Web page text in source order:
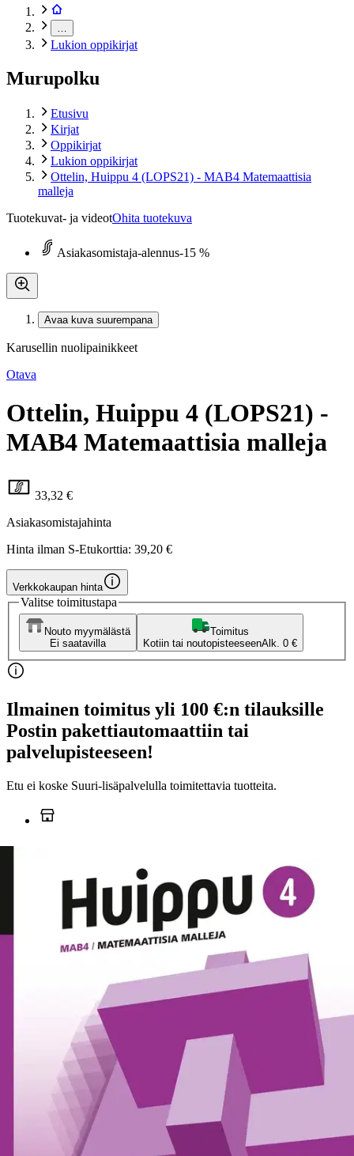
Lukion oppikirjat
Murupolku
Etusivu
Kirjat
Oppikirjat
Lukion oppikirjat
Ottelin, Huippu 4 (LOPS21) - MAB4 Matemaattisia
malleja
Tuotekuvat- ja videotOhita tuotekuva
Asiakasomistaja-alennus-15 %
Avaa kuva suurempana
Karusellin nuolipainikkeet
Otava
Ottelin, Huippu 4 (LOPS21) -
MAB4 Matemaattisia malleja
33,32 €
Asiakasomistajahinta
Hinta ilman S-Etukorttia: 39,20 €
Verkkokaupan hinta
Valitse toimitustapa
Nouto myymälästä
Ei saatavilla
Toimitus
Kotiin tai noutopisteeseenAlk. 0 €
Ilmainen toimitus yli 100 €:n tilauksille
Postin pakettiautomaattiin tai
palvelupisteeseen!
Etu ei koske Suuri‑lisäpalvelulla toimitettavia tuotteita.
Tuotekuvaus
Huippu 4 Matemaattisia malleja (LOPS21) tutustuttaa sinut
suureiden välisiin riippuvuuksiin lineaaristen ja eksponentiaalisten
mallien sekä polynomien avulla. Opit hyödyntämään ohjelmia,
ennustamaan ilmiöiden kehitystä ja arvioimaan mallien
käyttökelpoisuutta. Moduulissa harjoitellaan myös mallinnuksessa
tarvittavien eksponentti- ja potenssiyhtälöiden ratkaisemista.